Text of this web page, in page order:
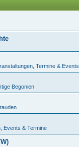
Termine & Events
Begonien
Events & Termine